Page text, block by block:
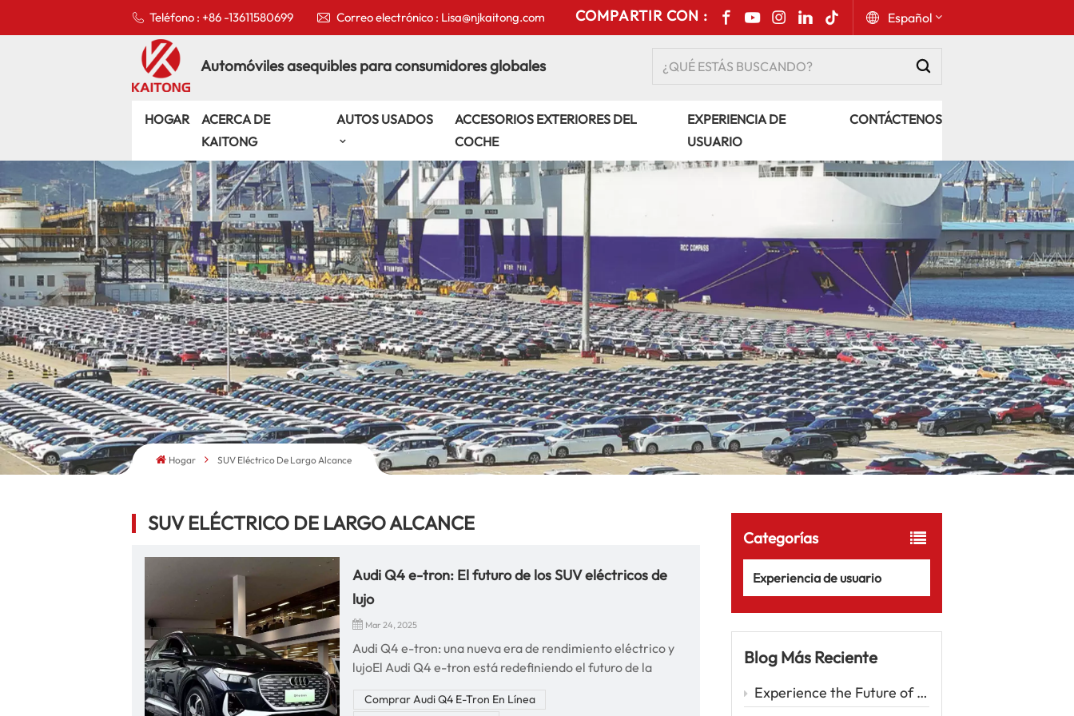
Teléfono : +86 -13611580699 Correo electrónico : Lisa@njkaitong.com COMPARTIR CON : Español
Русский
Español
Português
عربي
kiswahili
Automóviles asequibles para consumidores globales
HOGAR
ACERCA DE
KAITONG
AUTOS USADOS
ACCESORIOS EXTERIORES DEL
COCHE
EXPERIENCIA DE
USUARIO
CONTÁCTENOS
Hogar SUV Eléctrico De Largo Alcance
Categorías
Experiencia de usuario
Blog Más Reciente
Experience the Future of Driving with the Zeekr 001 – A Luxury EV Redefining Performance and Comfort Car
SUV ELÉCTRICO DE LARGO ALCANCE
Audi Q4 e-tron: El futuro de los SUV eléctricos de
lujo
Mar 24, 2025
Audi Q4 e-tron: una nueva era de rendimiento eléctrico y
lujoEl Audi Q4 e-tron está redefiniendo el futuro de la
dinámica de conducción excepcional y un confort
Comprar Audi Q4 E-Tron En Línea